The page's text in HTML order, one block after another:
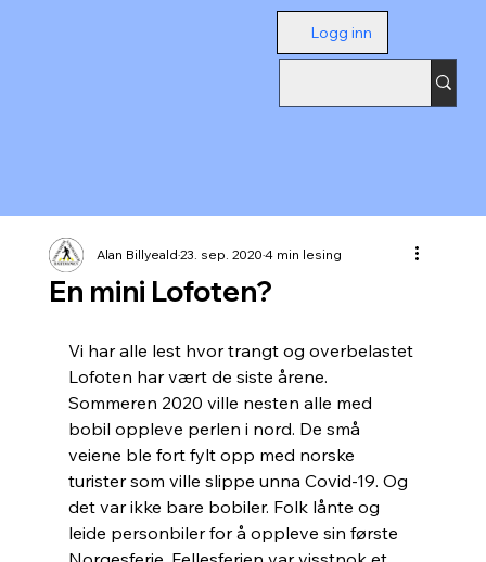
Logg inn
En mini Lofoten?
Alan Billyeald23. sep. 20204 min lesing
Vi har alle lest hvor trangt og overbelastet
Lofoten har vært de siste årene.
Sommeren 2020 ville nesten alle med
bobil oppleve perlen i nord. De små
veiene ble fort fylt opp med norske
turister som ville slippe unna Covid-19. Og
det var ikke bare bobiler. Folk lånte og
leide personbiler for å oppleve sin første